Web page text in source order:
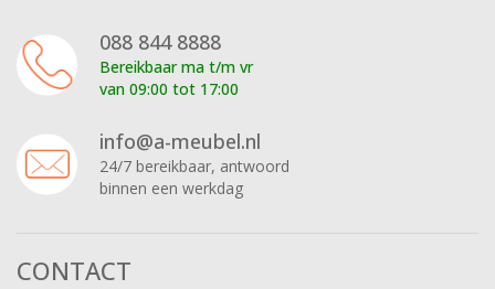
088 844 8888
Bereikbaar ma t/m vr
van 09:00 tot 17:00
info@a-meubel.nl
24/7 bereikbaar, antwoord
binnen een werkdag
CONTACT